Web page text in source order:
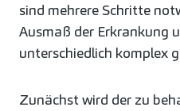
sind mehrere Schritte
Ausmaß der Erkrankung
unterschiedlich komplex
Zunächst wird der zu